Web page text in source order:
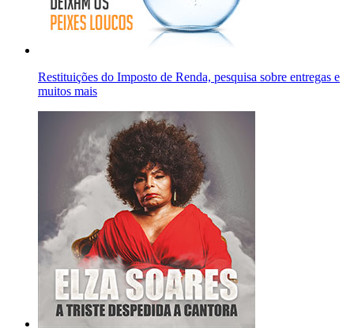
Restituições do Imposto de Renda, pesquisa sobre entregas e
muitos mais